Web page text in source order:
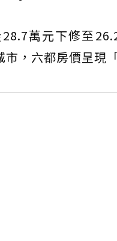
萬元下修至
，六都房價呈現